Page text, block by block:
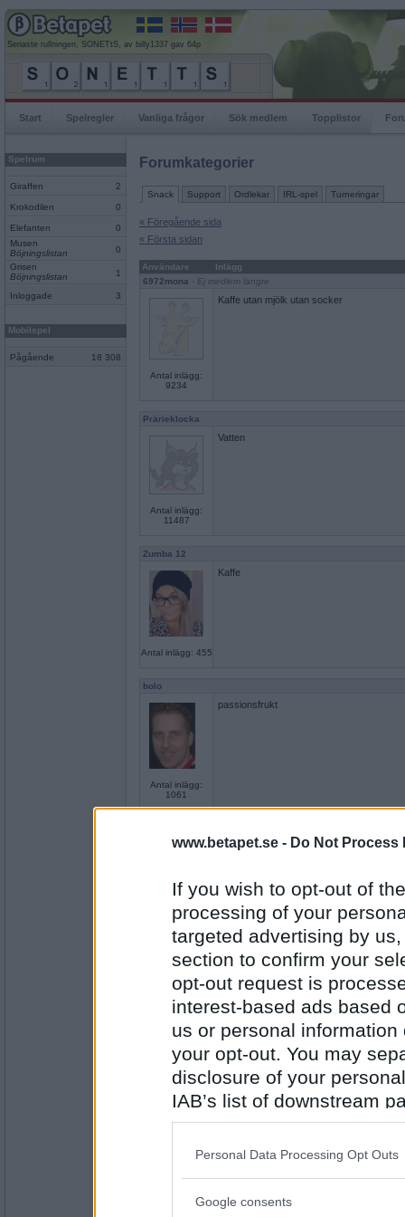
www.betapet.se - Do Not Process
If you wish to opt-out of
processing of your
targeted advertising by
section to confirm your
opt-out request is
interest-based ads based
us or personal
your opt-out. You may
disclosure of your
IAB’s list of downstream
also be disclosed by us
Downstream Participants
Please note that this
Personal Data Processing Opt Outs
Google consents
Senaste rullningen, SONETtS, av billy1337 gav 64p
Start Spelregler Vanliga frågor Sök medlem Topplistor
Spelrum
Giraffen 2
Krokodilen 0
Elefanten
0
Musen
Böjningslistan
0
Grisen
Böjningslistan
1
Inloggade 3
Mobilspel
Pågående 18 308
Forumkategorier
Snack Support Ordlekar IRL-spel Turneringar
« Föregående sida
« Första sidan
Användare
Inlägg
6972mona - Ej medlem längre
Antal inlägg:
9234
Kaffe utan mjölk utan socker
Prärieklocka
Antal inlägg:
11487
Vatten
Zumba 12
Antal inlägg: 455
Kaffe
bolo
Antal inlägg:
1061
passionsfrukt
Kaffe svart
Mormodern49
Antal inlägg:
8354
Champagne
mrs Stone
Antal inlägg: 8
Vina maipo